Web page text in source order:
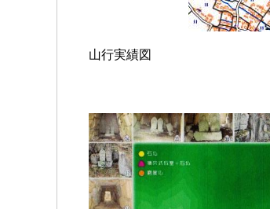
山行実績図